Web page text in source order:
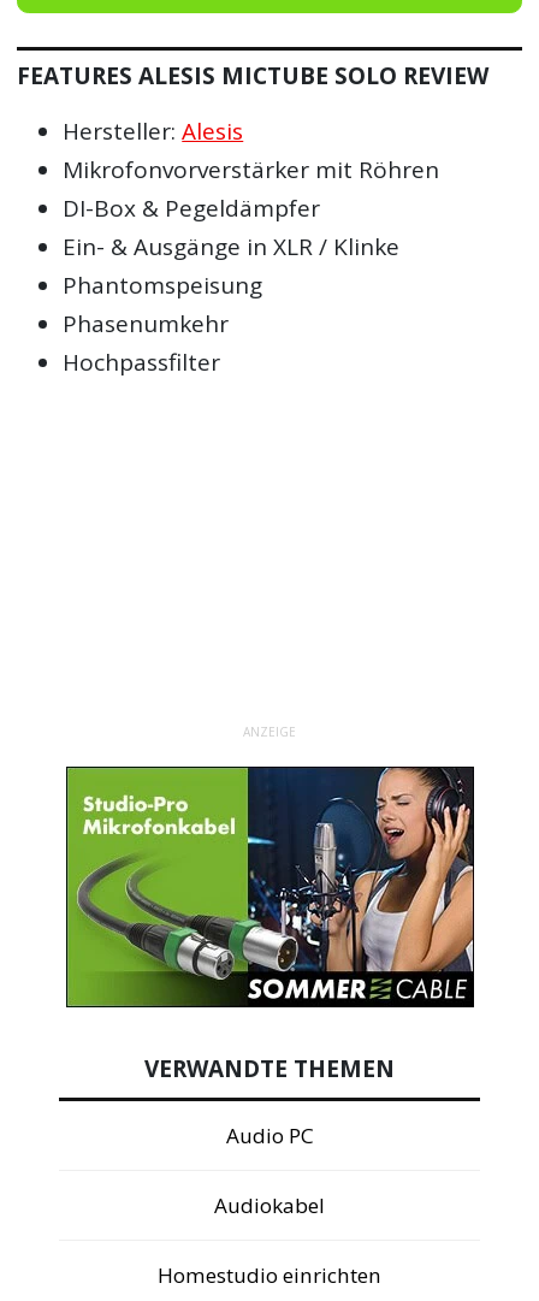
FEATURES ALESIS MICTUBE SOLO REVIEW
Hersteller:Alesis
Mikrofonvorverstärker mit Röhren
DI-Box & Pegeldämpfer
Ein- & Ausgänge in XLR / Klinke
Phantomspeisung
Phasenumkehr
Hochpassfilter
ANZEIGE
VERWANDTE THEMEN
Audio PC
Audiokabel
Homestudio einrichten